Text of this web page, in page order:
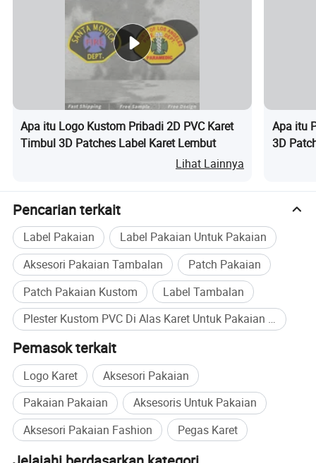
Apa itu Logo Kustom Pribadi 2D PVC Karet
Timbul 3D Patches Label Karet Lembut
Lihat Lainnya
Apa itu
3D
Pencarian terkait
Label Pakaian
Label Pakaian Untuk Pakaian
Aksesori Pakaian Tambalan
Patch Pakaian
Patch Pakaian Kustom
Label Tambalan
Plester Kustom PVC Di Alas Karet Untuk Pakaian Pembelian Massal
Pemasok terkait
Logo Karet
Aksesori Pakaian
Pakaian Pakaian
Aksesoris Untuk Pakaian
Aksesori Pakaian Fashion
Pegas Karet